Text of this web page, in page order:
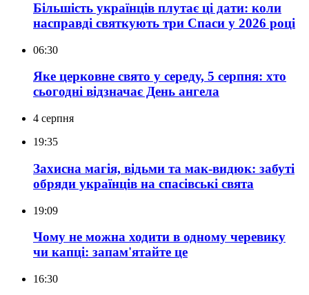
Більшість українців плутає ці дати: коли
насправді святкують три Спаси у 2026 році
06:30
Яке церковне свято у середу, 5 серпня: хто
сьогодні відзначає День ангела
4 серпня
19:35
Захисна магія, відьми та мак-видюк: забуті
обряди українців на спасівські свята
19:09
Чому не можна ходити в одному черевику
чи капці: запам'ятайте це
16:30